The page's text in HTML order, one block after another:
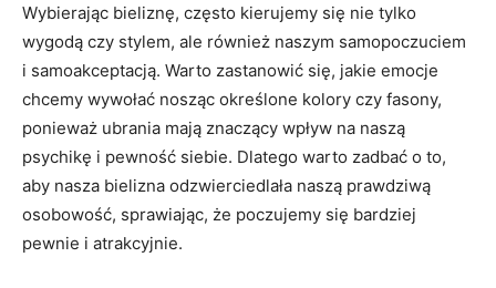
Wybierając bieliznę, często ⁣kierujemy się nie tylko
⁢wygodą​ czy stylem, ale ‌również naszym samopoczuciem
i samoakceptacją. Warto zastanowić się, jakie emocje
chcemy ‌wywołać nosząc określone kolory czy fasony,
ponieważ ubrania ​mają znaczący wpływ na naszą
psychikę⁣ i pewność ⁣siebie. ‌Dlatego warto zadbać o​ to,
aby nasza bielizna odzwierciedlała naszą prawdziwą
osobowość, sprawiając, że poczujemy się bardziej
pewnie i atrakcyjnie.